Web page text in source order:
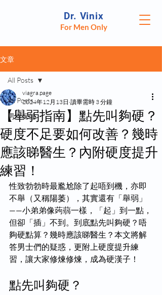
Dr. Vinix
For Men Only
文章
All Posts
男性保健
All Posts
【舉弱指南】點先叫夠硬？
硬度不足要如何改善？幾時
應該睇醫生？內附硬度提升
練習！
viagra.page
2024年12月13日 讀畢需時 3 分鐘
性致勃勃時最尷尬除了起唔到機，亦即
不舉（又稱陽萎），其實還有「舉弱」
——小弟弟像蒟蒻一樣，「起」到一點，
但卻「插」不到。到底點先叫夠硬？唔
夠硬點算？幾時應該睇醫生？本文將解
答男士們的疑惑，更附上硬度提升練
習，讓大家修煉修煉，成為硬漢子！
點先叫夠硬？